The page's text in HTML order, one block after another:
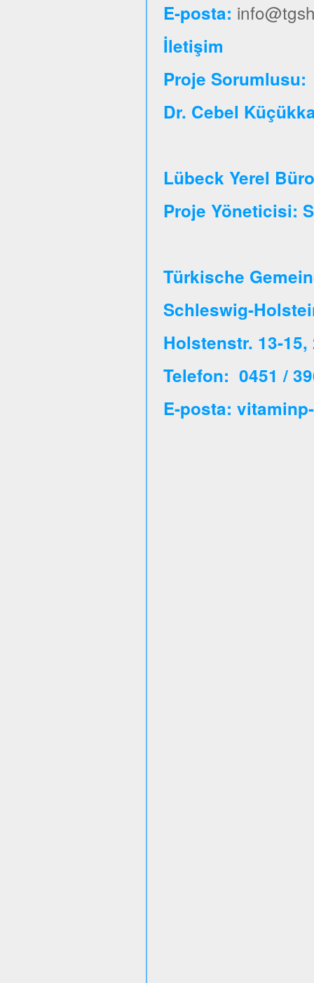
E-posta:
İletişim
Proje
Dr. Cebel
Lübeck Yerel
Proje Yöneticisi:
Türkische
Schleswig-
Holstenstr. 13-
Telefon: 0451 /
E-posta: